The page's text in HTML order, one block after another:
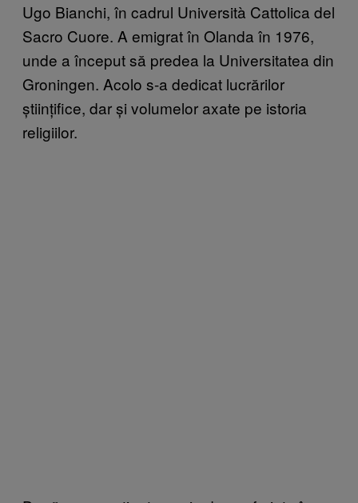
Ugo Bianchi, în cadrul Università Cattolica del
Sacro Cuore. A emigrat în Olanda în 1976,
unde a început să predea la Universitatea din
Groningen. Acolo s-a dedicat lucrărilor
științifice, dar și volumelor axate pe istoria
religiilor.